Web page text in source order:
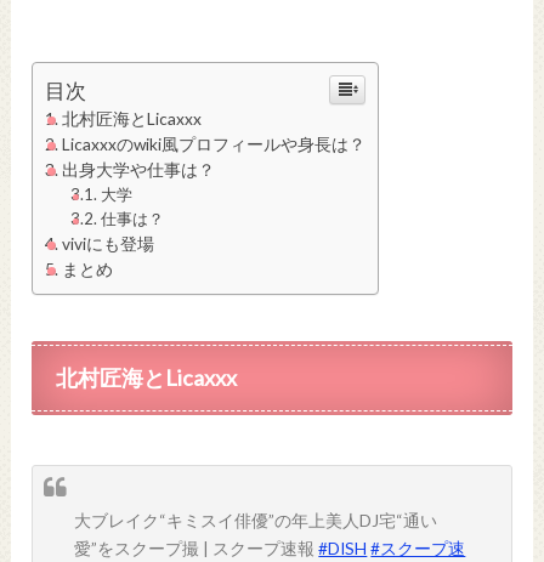
目次
北村匠海とLicaxxx
Licaxxxのwiki風プロフィールや身長は？
出身大学や仕事は？
大学
仕事は？
viviにも登場
まとめ
北村匠海とLicaxxx
大ブレイク“キミスイ俳優”の年上美人DJ宅“通い
愛”をスクープ撮 | スクープ速報#DISH #スクープ速